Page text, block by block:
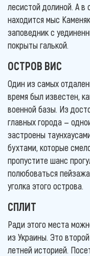
лесистой долиной. А
находится мыс
заповедник с
покрыты галькой.
ОСТРОВ ВИС
Один из самых
время был известен,
военной базы. Из
главных города —
застроены
бухтами, которые
пропустите шанс
полюбоваться
уголка этого острова.
СПЛИТ
Ради этого места
из Украины. Это
летней историей.